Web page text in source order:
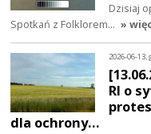
Dzisiaj
Spotkań z Folklorem… »
2026-06-13,
RI o
dla ochrony…